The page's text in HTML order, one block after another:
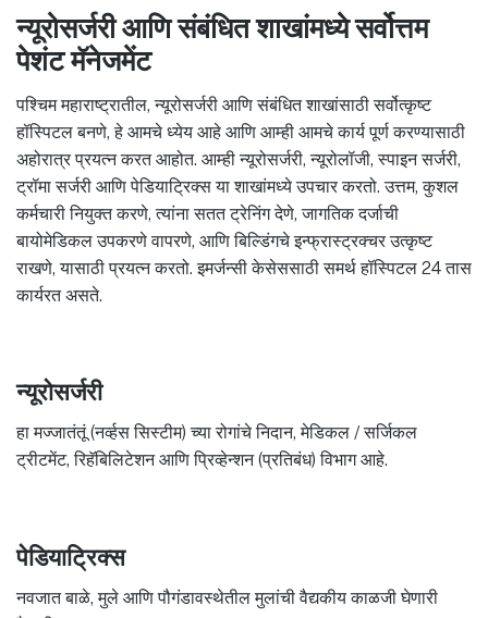
न्यूरोसर्जरी आणि संबंधित शाखांमध्ये सर्वोत्तम
पेशंट मॅनेजमेंट
पश्चिम महाराष्ट्रातील, न्यूरोसर्जरी आणि संबंधित शाखांसाठी सर्वोत्कृष्ट
हॉस्पिटल बनणे, हे आमचे ध्येय आहे आणि आम्ही आमचे कार्य पूर्ण करण्यासाठी
अहोरात्र प्रयत्न करत आहोत. आम्ही न्यूरोसर्जरी, न्यूरोलॉजी, स्पाइन सर्जरी,
ट्रॉमा सर्जरी आणि पेडियाट्रिक्स या शाखांमध्ये उपचार करतो. उत्तम, कुशल
कर्मचारी नियुक्त करणे, त्यांना सतत ट्रेनिंग देणे, जागतिक दर्जाची
बायोमेडिकल उपकरणे वापरणे, आणि बिल्डिंगचे इन्फ्रास्ट्रक्चर उत्कृष्ट
राखणे, यासाठी प्रयत्न करतो. इमर्जन्सी केसेससाठी समर्थ हॉस्पिटल 24 तास
कार्यरत असते.
न्यूरोसर्जरी
हा मज्जातंतूं (नर्व्हस सिस्टीम) च्या रोगांचे निदान, मेडिकल / सर्जिकल
ट्रीटमेंट, रिहॅबिलिटेशन आणि प्रिव्हेन्शन (प्रतिबंध) विभाग आहे.
पेडियाट्रिक्स
नवजात बाळे, मुले आणि पौगंडावस्थेतील मुलांची वैद्यकीय काळजी घेणारी